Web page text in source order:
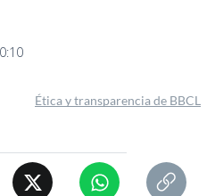
Ética y transparencia de BBCL